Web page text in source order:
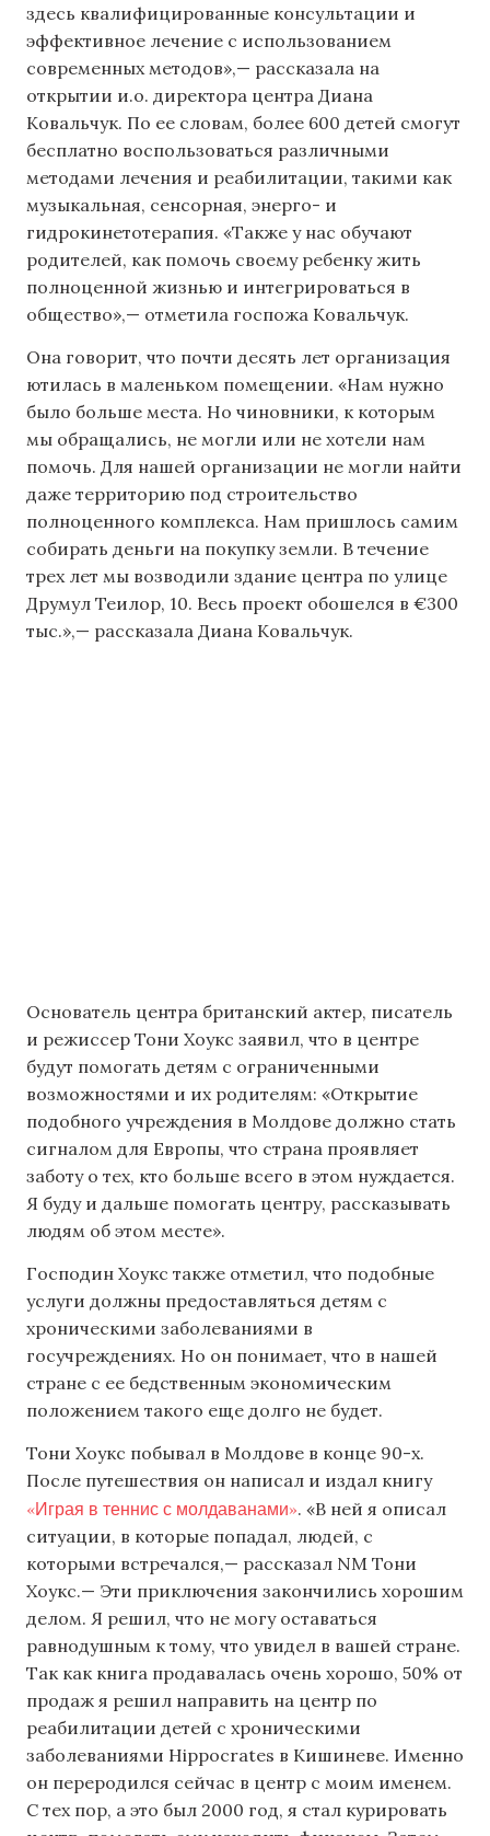
здесь квалифицированные консультации и
эффективное лечение с использованием
современных методов»,— рассказала на
открытии и.о. директора центра Диана
Ковальчук. По ее словам, более 600 детей смогут
бесплатно воспользоваться различными
методами лечения и реабилитации, такими как
музыкальная, сенсорная, энерго- и
гидрокинетотерапия. «Также у нас обучают
родителей, как помочь своему ребенку жить
полноценной жизнью и интегрироваться в
общество»,— отметила госпожа Ковальчук.
Она говорит, что почти десять лет организация
ютилась в маленьком помещении. «Нам нужно
было больше места. Но чиновники, к которым
мы обращались, не могли или не хотели нам
помочь. Для нашей организации не могли найти
даже территорию под строительство
полноценного комплекса. Нам пришлось самим
собирать деньги на покупку земли. В течение
трех лет мы возводили здание центра по улице
Друмул Теилор, 10. Весь проект обошелся в €300
тыс.»,— рассказала Диана Ковальчук.
Основатель центра британский актер, писатель
и режиссер Тони Хоукс заявил, что в центре
будут помогать детям с ограниченными
возможностями и их родителям: «Открытие
подобного учреждения в Молдове должно стать
сигналом для Европы, что страна проявляет
заботу о тех, кто больше всего в этом нуждается.
Я буду и дальше помогать центру, рассказывать
людям об этом месте».
Господин Хоукс также отметил, что подобные
услуги должны предоставляться детям с
хроническими заболеваниями в
госучреждениях. Но он понимает, что в нашей
стране с ее бедственным экономическим
положением такого еще долго не будет.
Тони Хоукс побывал в Молдове в конце 90-х.
После путешествия он написал и издал книгу
«Играя в теннис с молдаванами». «В ней я описал
ситуации, в которые попадал, людей, с
которыми встречался,— рассказал NM Тони
Хоукс.— Эти приключения закончились хорошим
делом. Я решил, что не могу оставаться
равнодушным к тому, что увидел в вашей стране.
Так как книга продавалась очень хорошо, 50% от
продаж я решил направить на центр по
реабилитации детей с хроническими
заболеваниями Hippocrates в Кишиневе. Именно
он переродился сейчас в центр с моим именем.
С тех пор, а это был 2000 год, я стал курировать